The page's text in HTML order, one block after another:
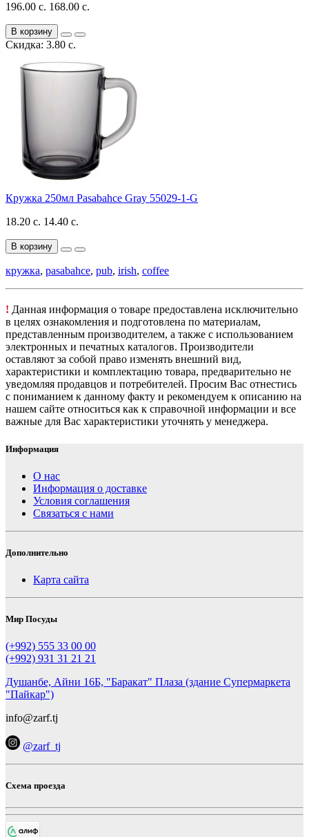
196.00 с. 168.00 с.
В корзину
Скидка: 3.80 с.
Кружка 250мл Pasabahce Gray 55029-1-G
18.20 с. 14.40 с.
В корзину
кружка, pasabahce, pub, irish, coffee
! Данная информация о товаре предоставлена исключительно
в целях ознакомления и подготовлена по материалам,
представленным производителем, а также с использованием
электронных и печатных каталогов. Производители
оставляют за собой право изменять внешний вид,
характеристики и комплектацию товара, предварительно не
уведомляя продавцов и потребителей. Просим Вас отнестись
с пониманием к данному факту и рекомендуем к описанию на
нашем сайте относиться как к справочной информации и все
важные для Вас характеристики уточнять у менеджера.
Информация
О нас
Информация о доставке
Условия соглашения
Связаться с нами
Дополнительно
Карта сайта
Мир Посуды
(+992) 555 33 00 00
(+992) 931 31 21 21
Душанбе, Айни 16Б, "Баракат" Плаза (здание Супермаркета
"Пайкар")
info@zarf.tj
@zarf_tj
Схема проезда